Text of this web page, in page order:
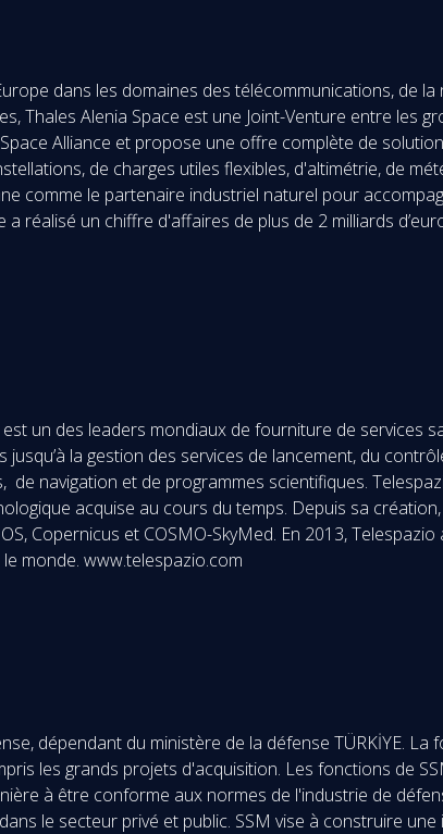
dans les domaines des télécommunications, de la
Thales Alenia Space est une Joint-Venture entre les
Alliance et propose une offre complète de
de charges utiles flexibles, d'altimétrie, de
comme le partenaire industriel naturel pour
réalisé un chiffre d'affaires de plus de 2 milliards
un des leaders mondiaux de fourniture de services
la gestion des services de lancement, du
de navigation et de programmes scientifiques.
acquise au cours du temps. Depuis sa
Copernicus et COSMO-SkyMed. En 2013,
monde. www.telespazio.com
dépendant du ministère de la défense TÜRKİYE.
les grands projets d'acquisition. Les fonctions de
à être conforme aux normes de l'industrie de
le secteur privé et public. SSM vise à construire